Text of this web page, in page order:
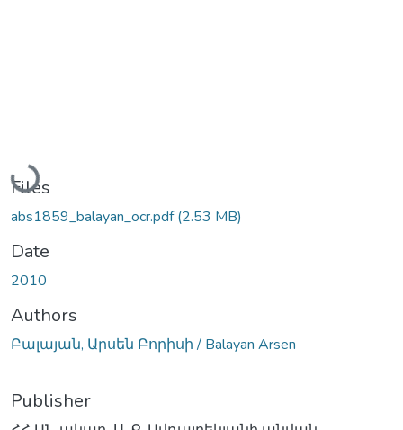
Loading...
Files
abs1859_balayan_ocr.pdf(2.53 MB)
Date
2010
Authors
Բալայան, Արսեն Բորիսի / Balayan Arsen
Publisher